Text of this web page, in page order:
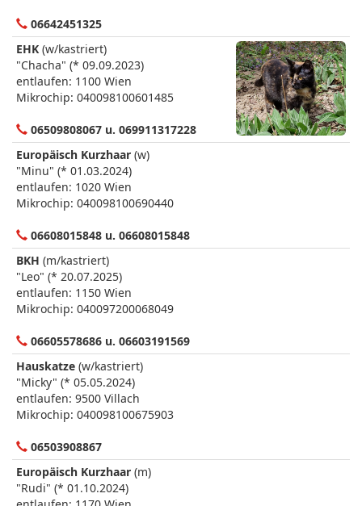
06642451325
EHK (w/kastriert)
"Chacha" (* 09.09.2023)
entlaufen: 1100 Wien
Mikrochip: 040098100601485
06509808067 u. 069911317228
Europäisch Kurzhaar (w)
"Minu" (* 01.03.2024)
entlaufen: 1020 Wien
Mikrochip: 040098100690440
06608015848 u. 06608015848
BKH (m/kastriert)
"Leo" (* 20.07.2025)
entlaufen: 1150 Wien
Mikrochip: 040097200068049
06605578686 u. 06603191569
Hauskatze (w/kastriert)
"Micky" (* 05.05.2024)
entlaufen: 9500 Villach
Mikrochip: 040098100675903
06503908867
Europäisch Kurzhaar (m)
"Rudi" (* 01.10.2024)